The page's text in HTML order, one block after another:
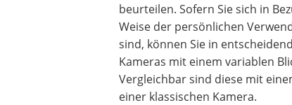
beurteilen. Sofern Sie sich in
Weise der persönlichen
sind, können Sie in
Kameras mit einem variablen
Vergleichbar sind diese mit
einer klassischen Kamera.